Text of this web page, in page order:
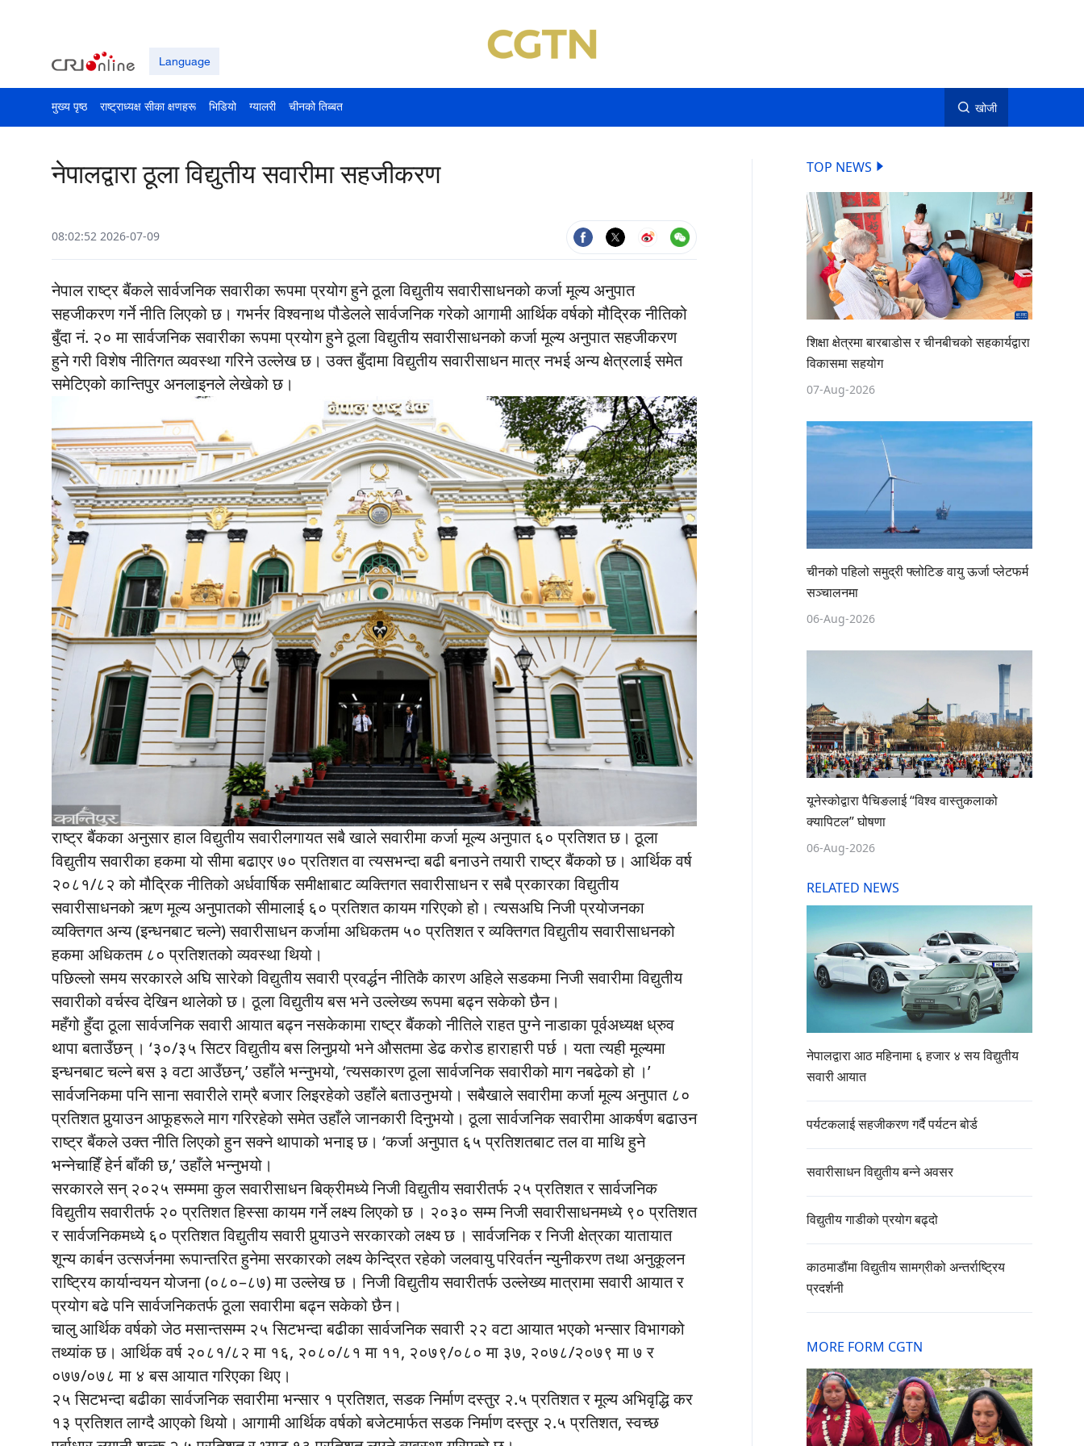
Language
मुख्य पृष्ठ राष्ट्राध्यक्ष सीका क्षणहरू भिडियो ग्यालरी चीनको तिब्बत खोजी
नेपालद्वारा ठूला विद्युतीय सवारीमा सहजीकरण
08:02:52 2026-07-09
नेपाल राष्ट्र बैंकले सार्वजनिक सवारीका रूपमा प्रयोग हुने ठूला विद्युतीय सवारीसाधनको कर्जा मूल्य अनुपात
सहजीकरण गर्ने नीति लिएको छ। गभर्नर विश्वनाथ पौडेलले सार्वजनिक गरेको आगामी आर्थिक वर्षको मौद्रिक नीतिको
बुँदा नं. २० मा सार्वजनिक सवारीका रूपमा प्रयोग हुने ठूला विद्युतीय सवारीसाधनको कर्जा मूल्य अनुपात सहजीकरण
हुने गरी विशेष नीतिगत व्यवस्था गरिने उल्लेख छ। उक्त बुँदामा विद्युतीय सवारीसाधन मात्र नभई अन्य क्षेत्रलाई समेत
समेटिएको कान्तिपुर अनलाइनले लेखेको छ।
राष्ट्र बैंकका अनुसार हाल विद्युतीय सवारीलगायत सबै खाले सवारीमा कर्जा मूल्य अनुपात ६० प्रतिशत छ। ठूला
विद्युतीय सवारीका हकमा यो सीमा बढाएर ७० प्रतिशत वा त्यसभन्दा बढी बनाउने तयारी राष्ट्र बैंकको छ। आर्थिक वर्ष
२०८१/८२ को मौद्रिक नीतिको अर्धवार्षिक समीक्षाबाट व्यक्तिगत सवारीसाधन र सबै प्रकारका विद्युतीय
सवारीसाधनको ऋण मूल्य अनुपातको सीमालाई ६० प्रतिशत कायम गरिएको हो। त्यसअघि निजी प्रयोजनका
व्यक्तिगत अन्य (इन्धनबाट चल्ने) सवारीसाधन कर्जामा अधिकतम ५० प्रतिशत र व्यक्तिगत विद्युतीय सवारीसाधनको
हकमा अधिकतम ८० प्रतिशतको व्यवस्था थियो।
पछिल्लो समय सरकारले अघि सारेको विद्युतीय सवारी प्रवर्द्धन नीतिकै कारण अहिले सडकमा निजी सवारीमा विद्युतीय
सवारीको वर्चस्व देखिन थालेको छ। ठूला विद्युतीय बस भने उल्लेख्य रूपमा बढ्न सकेको छैन।
महँगो हुँदा ठूला सार्वजनिक सवारी आयात बढ्न नसकेकामा राष्ट्र बैंकको नीतिले राहत पुग्ने नाडाका पूर्वअध्यक्ष ध्रुव
थापा बताउँछन् । ‘३०/३५ सिटर विद्युतीय बस लिनुपर्‍यो भने औसतमा डेढ करोड हाराहारी पर्छ । यता त्यही मूल्यमा
इन्धनबाट चल्ने बस ३ वटा आउँछन्,’ उहाँले भन्नुभयो, ‘त्यसकारण ठूला सार्वजनिक सवारीको माग नबढेको हो ।’
सार्वजनिकमा पनि साना सवारीले राम्रै बजार लिइरहेको उहाँले बताउनुभयो। सबैखाले सवारीमा कर्जा मूल्य अनुपात ८०
प्रतिशत पुर्‍याउन आफूहरूले माग गरिरहेको समेत उहाँले जानकारी दिनुभयो। ठूला सार्वजनिक सवारीमा आकर्षण बढाउन
राष्ट्र बैंकले उक्त नीति लिएको हुन सक्ने थापाको भनाइ छ। ‘कर्जा अनुपात ६५ प्रतिशतबाट तल वा माथि हुने
भन्नेचाहिँ हेर्न बाँकी छ,’ उहाँले भन्नुभयो।
सरकारले सन् २०२५ सम्ममा कुल सवारीसाधन बिक्रीमध्ये निजी विद्युतीय सवारीतर्फ २५ प्रतिशत र सार्वजनिक
विद्युतीय सवारीतर्फ २० प्रतिशत हिस्सा कायम गर्ने लक्ष्य लिएको छ । २०३० सम्म निजी सवारीसाधनमध्ये ९० प्रतिशत
र सार्वजनिकमध्ये ६० प्रतिशत विद्युतीय सवारी पुर्‍याउने सरकारको लक्ष्य छ । सार्वजनिक र निजी क्षेत्रका यातायात
शून्य कार्बन उत्सर्जनमा रूपान्तरित हुनेमा सरकारको लक्ष्य केन्द्रित रहेको जलवायु परिवर्तन न्युनीकरण तथा अनुकूलन
राष्ट्रिय कार्यान्वयन योजना (०८०–८७) मा उल्लेख छ । निजी विद्युतीय सवारीतर्फ उल्लेख्य मात्रामा सवारी आयात र
प्रयोग बढे पनि सार्वजनिकतर्फ ठूला सवारीमा बढ्न सकेको छैन।
चालु आर्थिक वर्षको जेठ मसान्तसम्म २५ सिटभन्दा बढीका सार्वजनिक सवारी २२ वटा आयात भएको भन्सार विभागको
तथ्यांक छ। आर्थिक वर्ष २०८१/८२ मा १६, २०८०/८१ मा ११, २०७९/०८० मा ३७, २०७८/२०७९ मा ७ र
०७७/०७८ मा ४ बस आयात गरिएका थिए।
२५ सिटभन्दा बढीका सार्वजनिक सवारीमा भन्सार १ प्रतिशत, सडक निर्माण दस्तुर २.५ प्रतिशत र मूल्य अभिवृद्धि कर
१३ प्रतिशत लाग्दै आएको थियो। आगामी आर्थिक वर्षको बजेटमार्फत सडक निर्माण दस्तुर २.५ प्रतिशत, स्वच्छ
TOP NEWS
शिक्षा क्षेत्रमा बारबाडोस र चीनबीचको सहकार्यद्वारा
विकासमा सहयोग
07-Aug-2026
चीनको पहिलो समुद्री फ्लोटिङ वायु ऊर्जा प्लेटफर्म
सञ्चालनमा
06-Aug-2026
यूनेस्कोद्वारा पैचिङलाई “विश्व वास्तुकलाको
क्यापिटल” घोषणा
06-Aug-2026
RELATED NEWS
नेपालद्वारा आठ महिनामा ६ हजार ४ सय विद्युतीय
सवारी आयात
पर्यटकलाई सहजीकरण गर्दै पर्यटन बोर्ड
सवारीसाधन विद्युतीय बन्ने अवसर
विद्युतीय गाडीको प्रयोग बढ्दो
काठमाडौंमा विद्युतीय सामग्रीको अन्तर्राष्ट्रिय
प्रदर्शनी
MORE FORM CGTN